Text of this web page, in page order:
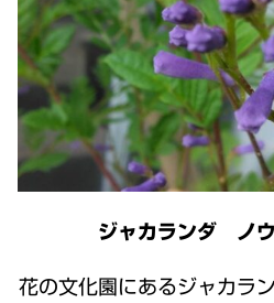
ジャカランダ ノ
花の文化園にあるジャカラ